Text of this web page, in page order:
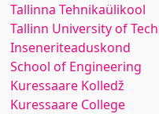
Tallinna Tehnikaülikool
Tallinn University of
Inseneriteaduskond
School of Engineering
Kuressaare Kolledž
Kuressaare College